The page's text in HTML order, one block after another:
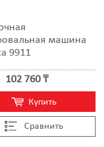
машина
9911
102 760 ₸
Cравнить
Купить